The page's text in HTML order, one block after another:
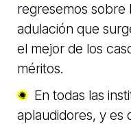
regresemos sobre
adulación que
el mejor de los
méritos.
En todas las
aplaudidores, y es